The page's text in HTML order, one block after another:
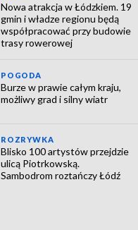
Nowa atrakcja w Łódzkiem. 19
gmin i władze regionu będą
współpracować przy budowie
trasy rowerowej
POGODA
Burze w prawie całym kraju,
możliwy grad i silny wiatr
ROZRYWKA
Blisko 100 artystów przejdzie
ulicą Piotrkowską.
Sambodrom roztańczy Łódź